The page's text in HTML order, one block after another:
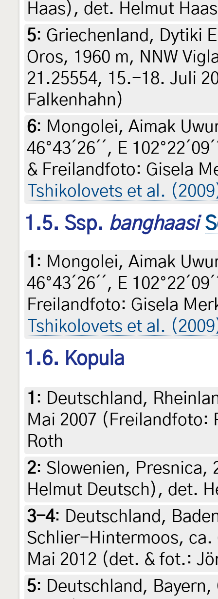
Haas), det. Helmut
5: Griechenland, Dytiki
Oros, 1960 m, NNW
21.25554, 15.-18. Juli
Falkenhahn)
6: Mongolei, Aimak
46°43´26´´, E
& Freilandfoto: Gisela
Tshikolovets et al.
1.5. Ssp. banghaasi
1 : Mongolei, Aimak
46°43´26´´, E
Freilandfoto: Gisela
Tshikolovets et al.
1.6. Kopula
1 : Deutschland,
Mai 2007 (Freilandfoto:
Roth
2: Slowenien, Presnica,
Helmut Deutsch), det.
3-4: Deutschland,
Schlier-Hintermoos, ca.
Mai 2012 (det. & fot.:
5: Deutschland,